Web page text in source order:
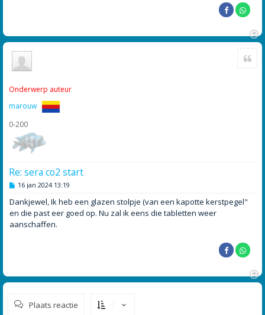
O
Onderwerp auteur
marouw
0-200
Re: sera co2 start
B
r
i
c
h
16 jan 2024 13:19
Dankjewel, Ik heb een glazen stolpje (van een kapotte kerstpegel"
en die past eer goed op. Nu zal ik eens die tabletten weer
aanschaffen.
O
Plaats reactie